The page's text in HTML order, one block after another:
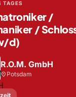
TAGES
/
/
d)
R.O.M. GmbH
location_on Potsdam